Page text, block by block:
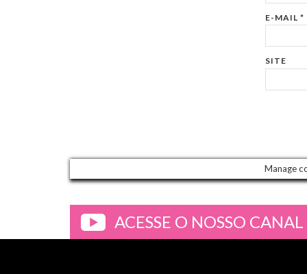
E-MAIL *
SITE
Manage
ACESSE O NOSSO CANAL